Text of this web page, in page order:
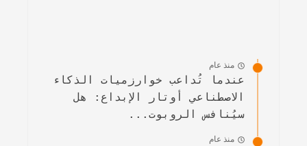
منذ عام
عندما تُداعب خوارزميات الذكاء
الاصطناعي أوتار الإبداع: هل
سيُنافس الروبوت...
منذ عام